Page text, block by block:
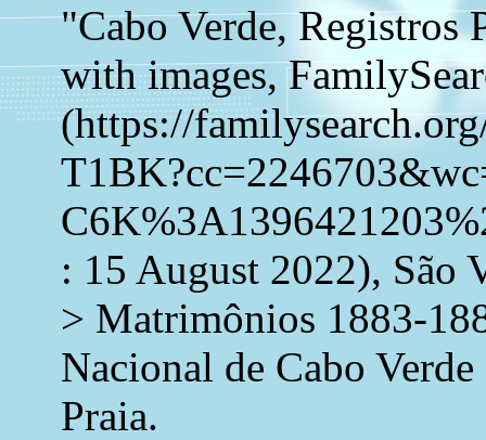
"Cabo Verde, Registros
with images,
(https://
: 15 August 2022), São
> Matrimônios 1883-
Nacional de Cabo
Praia.